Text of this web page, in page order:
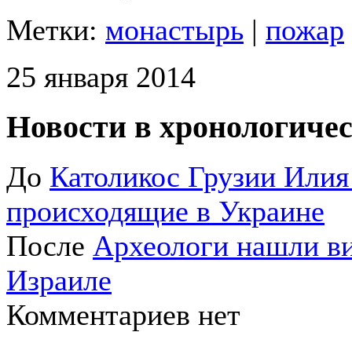
Метки: монастырь | пожар
25 января 2014
Новости в
До Католикос Грузии
происходящие в Украине
После Археологи нашли
Израиле
Комментариев нет